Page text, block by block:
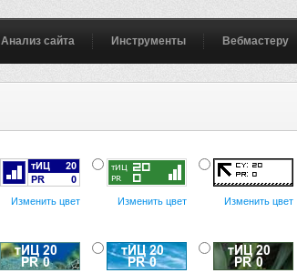
Анализ сайта Инструменты Вебмастеру
Изменить цвет Изменить цвет Изменить цвет